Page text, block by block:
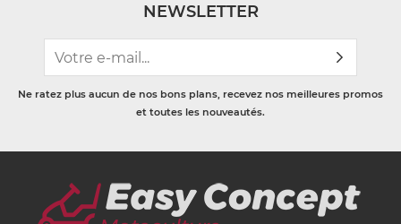
NEWSLETTER
Ne ratez plus aucun de nos bons plans, recevez nos meilleures promos
et toutes les nouveautés.